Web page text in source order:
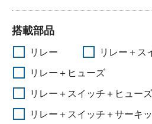
搭載部品
リレー リレー＋ス
リレー＋ヒューズ
リレー＋スイッチ＋ヒューズ
リレー＋スイッチ＋サーキ